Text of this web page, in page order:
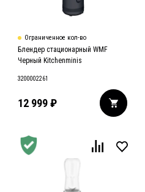
Ограниченное кол-во
Блендер стационарный WMF
Черный Kitchenminis
3200002261
12 999₽